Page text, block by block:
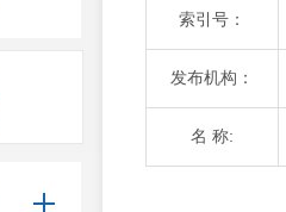
索引号：
发布机构：
名 称: